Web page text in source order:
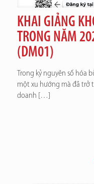
KHAI GIẢNG
TRONG NĂM
(DM01)
Trong kỷ nguyên số hóa
một xu hướng mà đã trở
doanh […]